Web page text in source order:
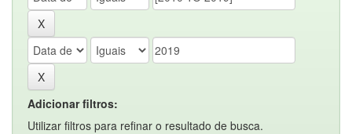
Adicionar filtros:
Utilizar filtros para refinar o resultado de busca.